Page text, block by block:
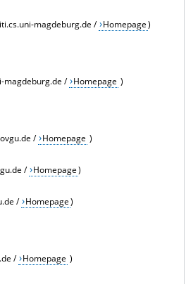
magdeburg.de / Homepage)
magdeburg.de / Homepage )
/ Homepage )
/ Homepage)
/ Homepage)
/ Homepage )